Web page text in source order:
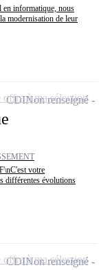
en informatique, nous
modernisation de leur
votre
différentes évolutions
CDINon renseigné
offre à ma sélection
CDINon renseigné
offre à ma sélection